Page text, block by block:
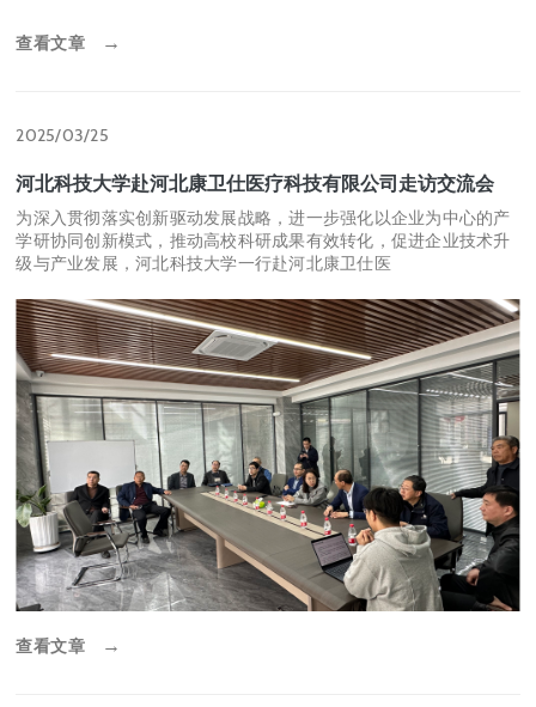
查看文章 →
2025/03/25
河北科技大学赴河北康卫仕医疗科技有限公司走访交流会
为深入贯彻落实创新驱动发展战略，进一步强化以企业为中心的产
学研协同创新模式，推动高校科研成果有效转化，促进企业技术升
级与产业发展，河北科技大学一行赴河北康卫仕医
查看文章 →